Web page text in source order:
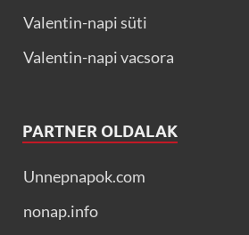
Valentin-napi süti
Valentin-napi vacsora
PARTNER OLDALAK
Unnepnapok.com
nonap.info